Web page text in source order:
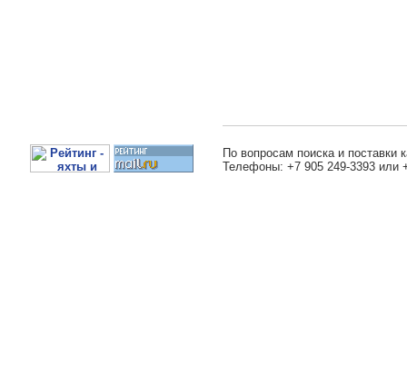
По вопросам поиска и поставки
Телефоны: +7 905 249-3393 или